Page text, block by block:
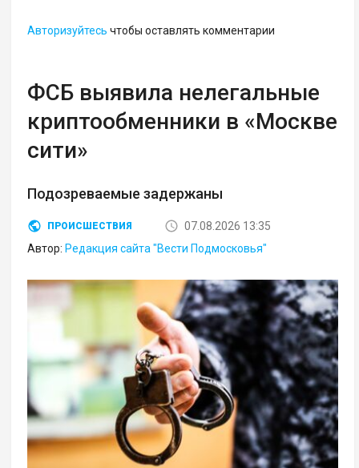
Авторизуйтесь чтобы оставлять комментарии
ФСБ выявила нелегальные
криптообменники в «Москве
сити»
Подозреваемые задержаны
ПРОИСШЕСТВИЯ
07.08.2026 13:35
Автор: Редакция сайта "Вести Подмосковья"